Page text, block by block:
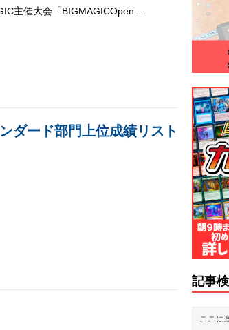
主催大会「BIGMAGICOpen
ダード部門上位成績リスト
記事